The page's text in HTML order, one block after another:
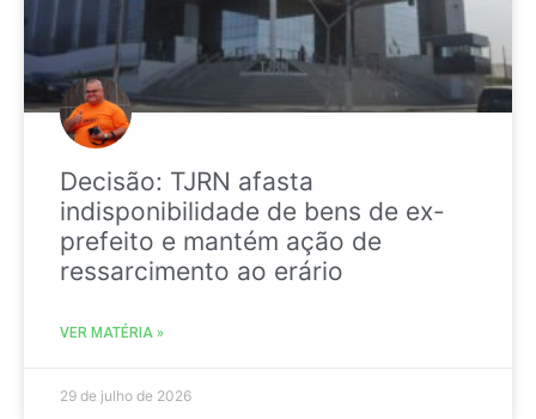
Decisão: TJRN afasta
indisponibilidade de bens de ex-
prefeito e mantém ação de
ressarcimento ao erário
VER MATÉRIA »
29 de julho de 2026